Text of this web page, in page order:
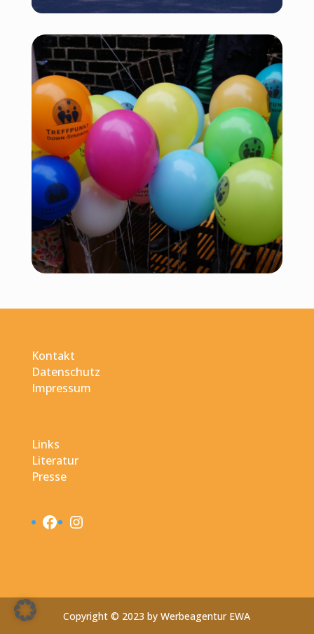
Kontakt
Datenschutz
Impressum
Links
Literatur
Presse
Facebook
Instagram
Copyright © 2023 by Werbeagentur EWA